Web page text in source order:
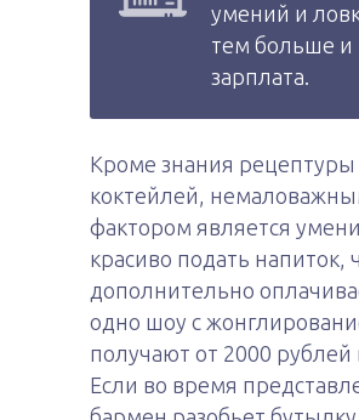
умений и
тем больше и
зарплата.
Кроме знания рецептуры
коктейлей,
фактором является
красиво подать напиток,
дополнительно
одно шоу с
получают от 2000 рублей
Если во время